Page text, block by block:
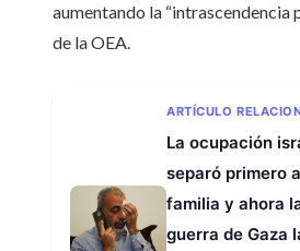
aumentando la “intrascendencia
de la OEA.
ARTÍCULO
La ocupación
separó primero
familia y ahora
guerra de Gaza